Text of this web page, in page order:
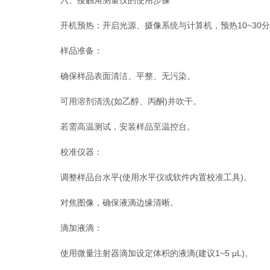
开机预热：开启光源、摄像系统与计算机，预热10~30分
样品准备：
确保样品表面清洁、平整、无污染。
可用溶剂清洗(如乙醇、丙酮)并吹干。
若需高温测试，安装样品至温控台。
校准仪器：
调整样品台水平(使用水平仪或软件内置校准工具)。
对焦图像，确保液滴边缘清晰。
滴加液滴：
使用微量注射器滴加设定体积的液滴(建议1~5 μL)。